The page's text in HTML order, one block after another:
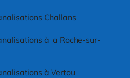
Challans
à la Roche-sur-
à Vertou